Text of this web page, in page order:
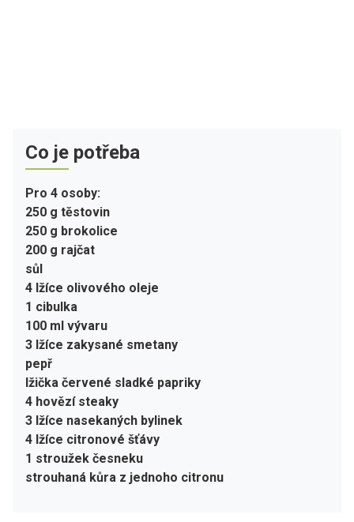
Co je potřeba
Pro 4 osoby:
250 g těstovin
250 g brokolice
200 g rajčat
sůl
4 lžíce olivového oleje
1 cibulka
100 ml vývaru
3 lžíce zakysané smetany
pepř
lžička červené sladké papriky
4 hovězí steaky
3 lžíce nasekaných bylinek
4 lžíce citronové šťávy
1 stroužek česneku
strouhaná kůra z jednoho citronu